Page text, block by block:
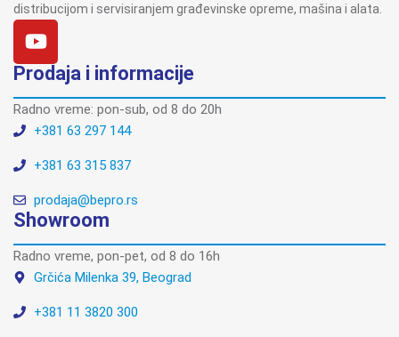
distribucijom i servisiranjem građevinske opreme, mašina i alata.
Prodaja i informacije
Radno vreme: pon-sub, od 8 do 20h
+381 63 297 144
+381 63 315 837
prodaja@bepro.rs
Showroom
Radno vreme, pon-pet, od 8 do 16h
Grčića Milenka 39, Beograd
+381 11 3820 300